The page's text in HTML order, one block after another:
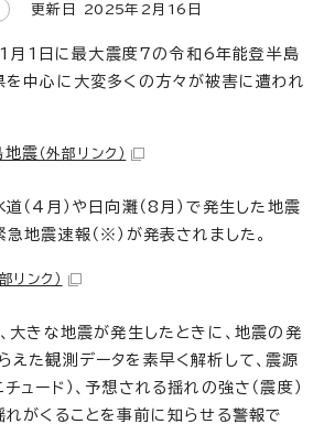
更新日 2025年2月 16 日
月1日に最大震度7の令和6年能登半島
を中心に大変多くの方々が被害に遭われ
地震 （外部リンク）
（4月）や日向灘（8月）で発生した地震
地震速報（※）が発表されました。
リンク）
大きな地震が発生したときに、地震の発
えた観測データを素早く解析して、震源
ュード）、予想される揺れの強さ（震度）
れがくることを事前に知らせる警報で